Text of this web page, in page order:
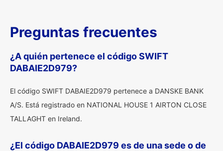
Preguntas frecuentes
¿A quién pertenece el código SWIFT
DABAIE2D979?
El código SWIFT DABAIE2D979 pertenece a DANSKE BANK
A/S. Está registrado en NATIONAL HOUSE 1 AIRTON CLOSE
TALLAGHT en Ireland.
¿El código DABAIE2D979 es de una sede o de